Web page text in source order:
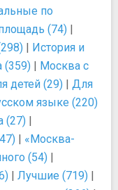
по
(74) |
| История и
(359) | Москва с
детей (29) | Для
языке (220)
(27) |
| «Москва-
(54) |
| Лучшие (719) |